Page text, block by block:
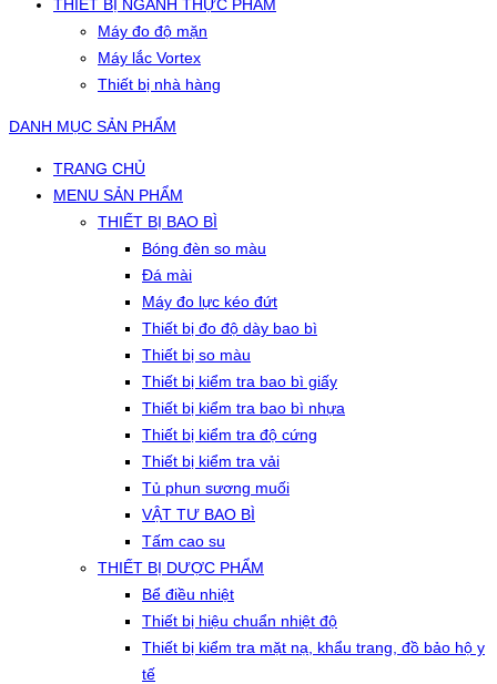
THIẾT BỊ NGÀNH THỰC PHẨM
Máy đo độ mặn
Máy lắc Vortex
Thiết bị nhà hàng
DANH MỤC SẢN PHẨM
TRANG CHỦ
MENU SẢN PHẨM
THIẾT BỊ BAO BÌ
Bóng đèn so màu
Đá mài
Máy đo lực kéo đứt
Thiết bị đo độ dày bao bì
Thiết bị so màu
Thiết bị kiểm tra bao bì giấy
Thiết bị kiểm tra bao bì nhựa
Thiết bị kiểm tra độ cứng
Thiết bị kiểm tra vải
Tủ phun sương muối
VẬT TƯ BAO BÌ
Tấm cao su
THIẾT BỊ DƯỢC PHẨM
Bể điều nhiệt
Thiết bị hiệu chuẩn nhiệt độ
Thiết bị kiểm tra mặt nạ, khẩu trang, đồ bảo hộ y
tế